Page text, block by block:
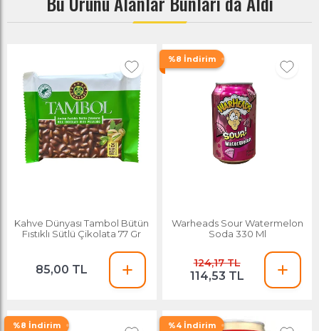
Kahve Dünyası Tambol Bütün
Fıstıklı Sütlü Çikolata 77 Gr
85,00 TL
%8 İndirim
Warheads Sour Watermelon
Soda 330 Ml
124,17 TL
114,53 TL
%8 İndirim %4 İndirim